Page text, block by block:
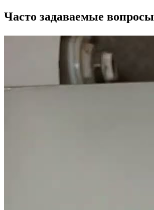
Часто задаваемые вопросы